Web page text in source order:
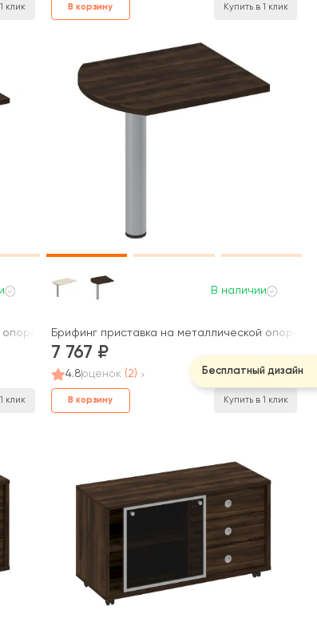
клик В корзину Купить в 1 клик
130x80x75 Борн
клик
В наличии
Брифинг приставка на металлической опоре
7 767
4.8оценок (2)
В корзину Купить в 1 клик
Бесплатный дизайн